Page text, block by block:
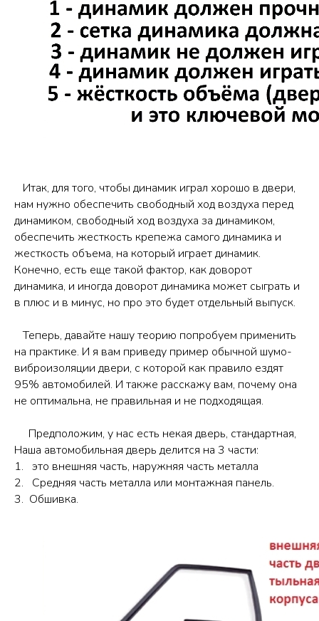
Итак, для того, чтобы динамик играл хорошо в двери,
нам нужно обеспечить свободный ход воздуха перед
динамиком, свободный ход воздуха за динамиком,
обеспечить жесткость крепежа самого динамика и
жесткость объема, на который играет динамик.
Конечно, есть еще такой фактор, как доворот
динамика, и иногда доворот динамика может сыграть и
в плюс и в минус, но про это будет отдельный выпуск.
Теперь, давайте нашу теорию попробуем применить
на практике. И я вам приведу пример обычной шумо-
виброизоляции двери, с которой как правило ездят
95% автомобилей. И также расскажу вам, почему она
не оптимальна, не правильная и не подходящая.
Предположим, у нас есть некая дверь, стандартная,
Наша автомобильная дверь делится на 3 части:
1. это внешняя часть, наружняя часть металла
2. Средняя часть металла или монтажная панель.
3. Обшивка.